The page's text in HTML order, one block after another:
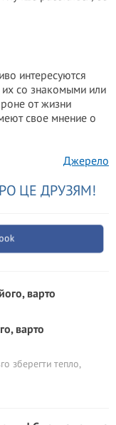
интересуются
со знакомыми или
от жизни
свое мнение о
Джерело
ЦЕ ДРУЗЯМ!
варто
зберегти тепло,